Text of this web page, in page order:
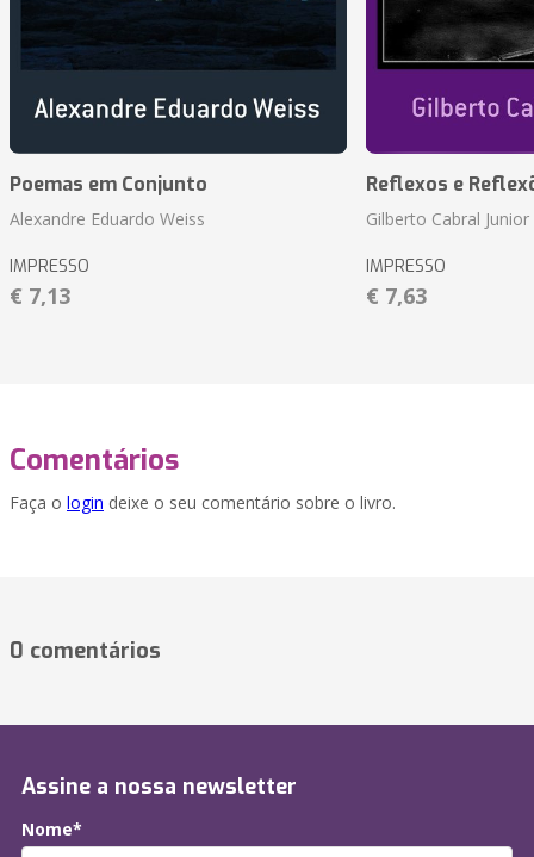
Poemas em Conjunto
Alexandre Eduardo Weiss
IMPRESSO
€ 7,13
Reflexos e
Gilberto Cabral Junior
IMPRESSO
€ 7,63
Comentários
Faça o login deixe o seu comentário sobre o livro.
0 comentários
Assine a nossa newsletter
Nome*